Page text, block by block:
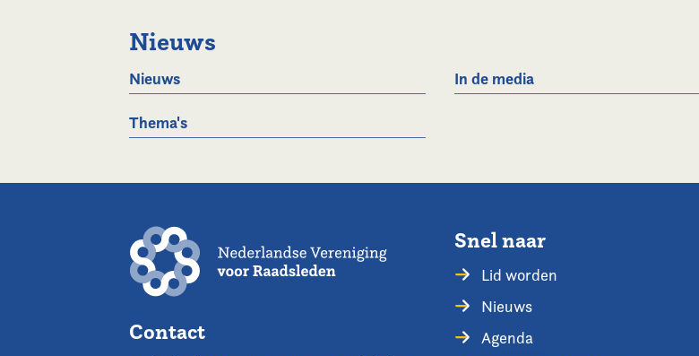
Nieuws
Nieuws In de media
Thema's
Contact
Snel naar
Lid worden
Nieuws
Agenda